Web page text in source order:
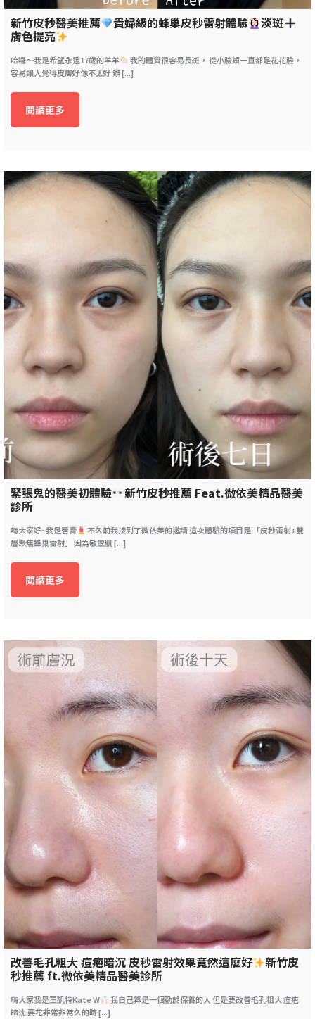
新竹皮秒醫美推薦 貴婦級的蜂巢皮秒雷射體驗 淡斑
膚色提亮
哈囉～我是希望永遠17歲的羊羊
我的體質很容易長斑， 從小臉頰一直都是花花臉，
容易讓人覺得皮膚好像不太好 辦 [...]
閱讀更多
緊張鬼的醫美初體驗 新竹皮秒推薦 Feat.微依美精品醫美
診所
嗨大家好~我是唇膏
不久前我接到了微依美的邀請 這次體驗的項目是 「皮秒雷射+雙
層聚焦蜂巢雷射」 因為敏感肌 [...]
閱讀更多
改善毛孔粗大 痘疤暗沉 皮秒雷射效果竟然這麼好 新竹皮
秒推薦 ft.微依美精品醫美診所
嗨大家我是王凱特Kate W
我自己算是一個勤於保養的人 但是要改善毛孔粗大 痘疤
暗沈 要花非常非常久的時 [...]